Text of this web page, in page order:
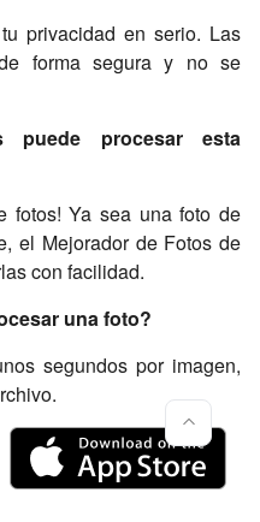
privacidad en serio. Las
forma segura y no se
procesar esta
fotos! Ya sea una foto de
el Mejorador de Fotos de
con facilidad.
una foto?
segundos por imagen,